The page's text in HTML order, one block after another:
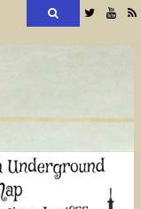
Twitter